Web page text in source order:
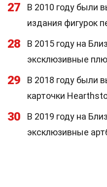
27
В 2010 году были
издания фигурок
28
В 2015 году на
эксклюзивные
29
В 2018 году были
карточки
30
В 2019 году на
эксклюзивные